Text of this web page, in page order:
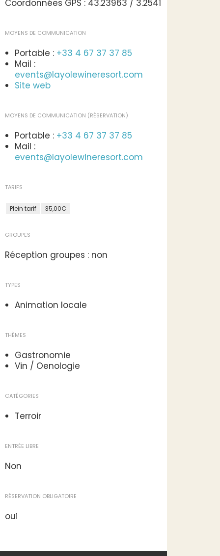
Coordonnées GPS : 43.23963 / 3.2541
MOYENS DE COMMUNICATION
Portable : +33 4 67 37 37 85
Mail :
events@layolewineresort.com
Site web
MOYENS DE COMMUNICATION (RÉSERVATION)
Portable : +33 4 67 37 37 85
Mail :
events@layolewineresort.com
TARIFS
Plein tarif 35,00€
GROUPES
Réception groupes : non
TYPES
Animation locale
THÈMES
Gastronomie
Vin / Oenologie
CATÉGORIES
Terroir
ENTRÉE LIBRE
Non
RÉSERVATION OBLIGATOIRE
oui